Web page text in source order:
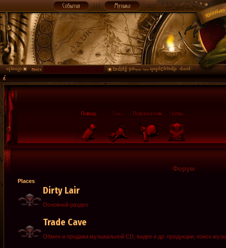
Форум
Places
Dirty Lair
Основной раздел
Trade Cave
Обмен и продажа музыкальной CD, видео и др. продукции, поиск